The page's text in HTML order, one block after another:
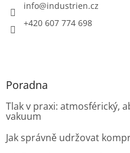
info@industrien.cz
+420 607 774 698
Poradna
Tlak v praxi: atmosférický,
vakuum
Jak správně udržovat